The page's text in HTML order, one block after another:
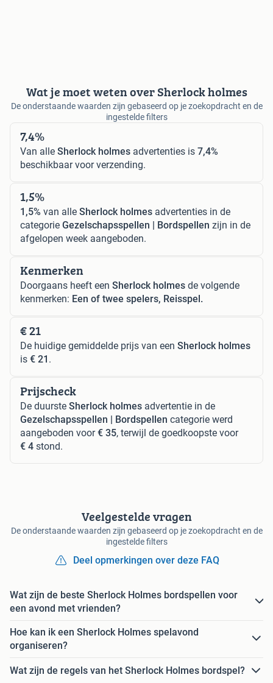
Wat je moet weten over Sherlock holmes
De onderstaande waarden zijn gebaseerd op je zoekopdracht en de
ingestelde filters
7,4%
Van alle Sherlock holmes advertenties is 7,4%
beschikbaar voor verzending.
1,5%
1,5% van alle Sherlock holmes advertenties in de
categorie Gezelschapsspellen | Bordspellen zijn in de
afgelopen week aangeboden.
Kenmerken
Doorgaans heeft een Sherlock holmes de volgende
kenmerken: Een of twee spelers, Reisspel.
€ 21
De huidige gemiddelde prijs van een Sherlock holmes
is € 21 .
Prijscheck
De duurste Sherlock holmes advertentie in de
Gezelschapsspellen | Bordspellen categorie werd
aangeboden voor€ 35, terwijl de goedkoopste voor
€ 4 stond.
Veelgestelde vragen
De onderstaande waarden zijn gebaseerd op je zoekopdracht en de
ingestelde filters
Deel opmerkingen over deze FAQ
Wat zijn de beste Sherlock Holmes bordspellen voor
een avond met vrienden?
Hoe kan ik een Sherlock Holmes spelavond
organiseren?
Wat zijn de regels van het Sherlock Holmes bordspel?